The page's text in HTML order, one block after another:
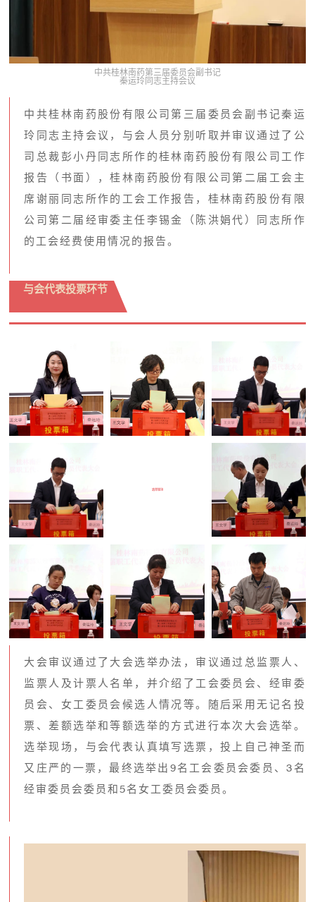
中共桂林南药第三届委员会副书记
秦运玲同志主持会议
中共桂林南药股份有限公司第三届委员会副书记秦运
玲同志主持会议，与会人员分别听取并审议通过了公
司总裁彭小丹同志所作的桂林南药股份有限公司工作
报告（书面），桂林南药股份有限公司第二届工会主
席谢丽同志所作的工会工作报告，桂林南药股份有限
公司第二届经审委主任李锡金（陈洪娟代）同志所作
的工会经费使用情况的报告。
与会代表投票环节
选举现场
大会审议通过了大会选举办法，审议通过总监票人、
监票人及计票人名单，并介绍了工会委员会、经审委
员会、女工委员会候选人情况等。随后采用无记名投
票、差额选举和等额选举的方式进行本次大会选举。
选举现场，与会代表认真填写选票，投上自己神圣而
又庄严的一票，最终选举出9名工会委员会委员、3名
经审委员会委员和5名女工委员会委员。